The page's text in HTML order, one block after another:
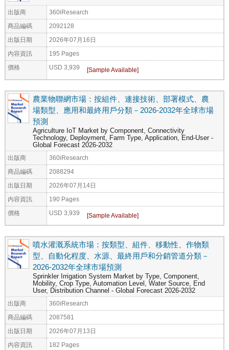
出版商 360iResearch
商品編碼 2092128
出版日期 2026年07月16日
內容資訊 195 Pages
價格 USD 3,939
農業物聯網市場：按組件、連接技術、部署模式、農
場類型、應用和最終用戶分類－2026-2032年全球市場
預測
Agriculture IoT Market by Component, Connectivity
Technology, Deployment, Farm Type, Application, End-User -
Global Forecast 2026-2032
出版商 360iResearch
商品編碼 2088294
出版日期 2026年07月14日
內容資訊 190 Pages
價格 USD 3,939
噴水灌溉系統市場：按類型、組件、移動性、作物類
型、自動化程度、水源、最終用戶和分銷管道分類－
2026-2032年全球市場預測
Sprinkler Irrigation System Market by Type, Component,
Mobility, Crop Type, Automation Level, Water Source, End
User, Distribution Channel - Global Forecast 2026-2032
出版商 360iResearch
商品編碼 2087581
出版日期 2026年07月13日
內容資訊 182 Pages